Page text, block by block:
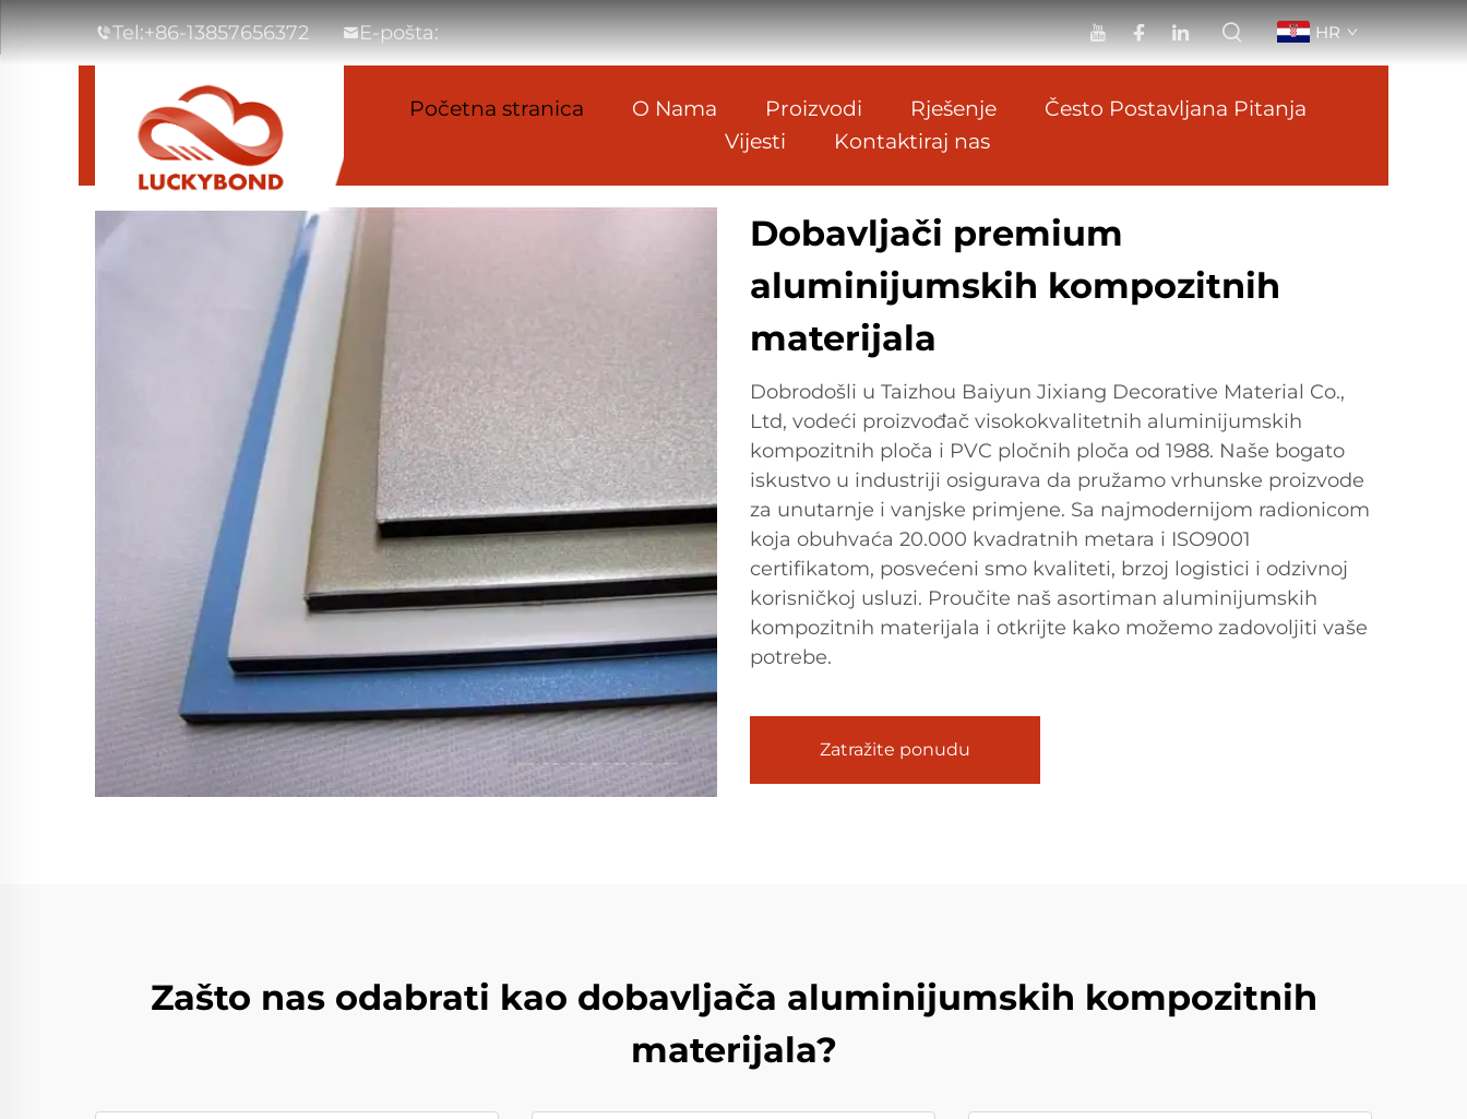
Tel:+86-13857656372 E-pošta: HR
Početna stranica O Nama Proizvodi Rješenje
Često Postavljana Pitanja
Vijesti
Kontaktiraj nas
Dobavljači premium
aluminijumskih kompozitnih
materijala
Dobrodošli u Taizhou Baiyun Jixiang Decorative Material Co.,
Ltd, vodeći proizvođač visokokvalitetnih aluminijumskih
kompozitnih ploča i PVC pločnih ploča od 1988. Naše bogato
iskustvo u industriji osigurava da pružamo vrhunske proizvode
za unutarnje i vanjske primjene. Sa najmodernijom radionicom
koja obuhvaća 20.000 kvadratnih metara i ISO9001
certifikatom, posvećeni smo kvaliteti, brzoj logistici i odzivnoj
korisničkoj usluzi. Proučite naš asortiman aluminijumskih
kompozitnih materijala i otkrijte kako možemo zadovoljiti vaše
potrebe.
Zatražite ponudu
Zašto nas odabrati kao dobavljača aluminijumskih kompozitnih
materijala?